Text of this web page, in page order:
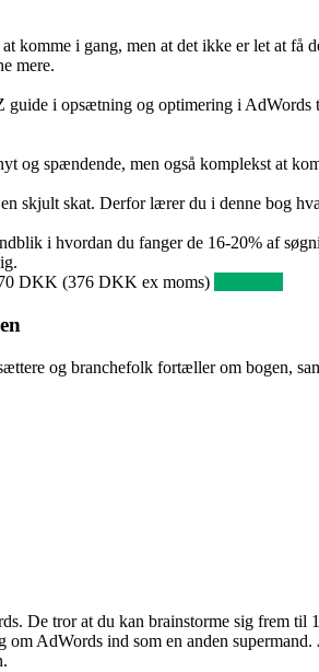
komme i gang, men at det ikke er let at
mere.
i opsætning og optimering i
og spændende, men også komplekst at
skjult skat. Derfor lærer du i denne bog
i hvordan du fanger de 16-20% af
DKK (376 DKK ex moms)
og branchefolk fortæller om bogen,
De tror at du kan brainstorme sig frem
om AdWords ind som en anden supermand.